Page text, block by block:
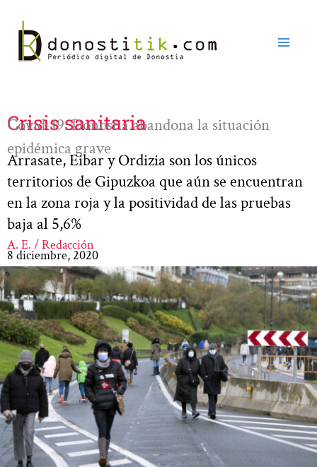
contenido
Crisis sanitaria
Covid-19: Donostia abandona la situación
epidémica grave
Arrasate, Eibar y Ordizia son los únicos
territorios de Gipuzkoa que aún se encuentran
en la zona roja y la positividad de las pruebas
baja al 5,6%
A. E. / Redacción
8 diciembre, 2020